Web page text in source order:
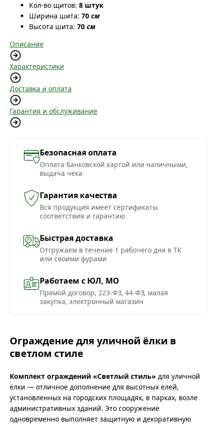
Кол-во щитов: 8 штук
Ширина шита: 70 см
Высота шита: 70 см
Описание
Характеристики
Доставка и оплата
Гарантия и обслуживание
Безопасная оплата
Оплата банковской картой или наличными,
выдача чека
Гарантия качества
Вся продукция имеет сертификаты
соответствия и гарантию
Быстрая доставка
Отгружаем в течение 1 рабочего дня в ТК
или своими фурами
Работаем с ЮЛ, МО
Прямой договор, 223-ФЗ, 44-ФЗ, малая
закупка, электронный магазин
Ограждение для уличной ёлки в
светлом стиле
Комплект ограждений «Светлый стиль» для уличной
ёлки — отличное дополнение для высотных елей,
установленных на городских площадях, в парках, возле
административных зданий. Это сооружение
одновременно выполняет защитную и декоративную